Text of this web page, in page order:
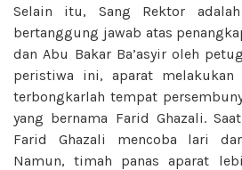
Selain itu, Sang Rektor
bertanggung jawab atas
dan Abu Bakar Ba’asyir oleh
peristiwa ini, aparat melakukan
terbongkarlah tempat
yang bernama Farid Ghazali.
Farid Ghazali mencoba lari
Namun, timah panas aparat